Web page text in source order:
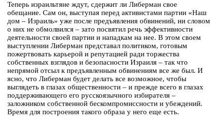
Теперь израильтяне ждут, сдержит ли Либерман свое
обещание. Сам он, выступая перед активистами партии «Наш
дом – Израиль» уже после предъявления обвинений, ни словом
о них не обмолвился – зато посвятил речь эффективности
деятельности своей партии и нападкам на нее. В этом своем
выступлении Либерман представал политиком, готовым
пожертвовать карьерой и репутацией ради торжества
собственных взглядов и безопасности Израиля – так что
непрямой отсыл к предъявленным обвинениям все же был. И
ясно, что Либерман будет делать все возможное, чтобы
выглядеть в глазах общественности – и прежде всего в глазах
поддерживающего его русскоязычного избирателя –
заложником собственной бескомпромиссности и убеждений.
Время для построения такого образа у него еще есть.